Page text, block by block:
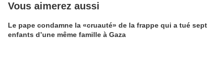
Vous aimerez aussi
Le pape condamne la «cruauté» de la frappe qui a tué sept
enfants d’une même famille à Gaza